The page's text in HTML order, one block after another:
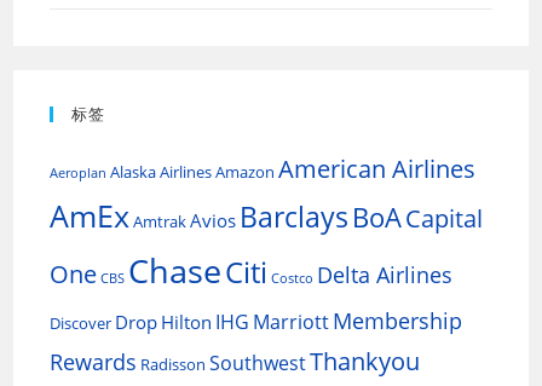
标签
Aeroplan Alaska AirlinesAmazon American Airlines
AmExAmtrakAvios Barclays BoACapital
One CBS ChaseCiti Costco Delta Airlines
Discover Drop Hilton IHG MarriottMembership
Rewards Radisson SouthwestThankyou